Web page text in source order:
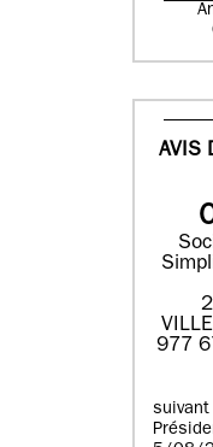
AVIS
977